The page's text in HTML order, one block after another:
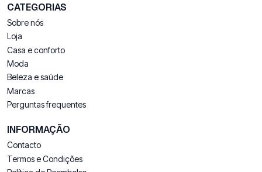
CATEGORIAS
Sobre nós
Loja
Casa e conforto
Moda
Beleza e saúde
Marcas
Perguntas frequentes
INFORMAÇÃO
Contacto
Termos e Condições